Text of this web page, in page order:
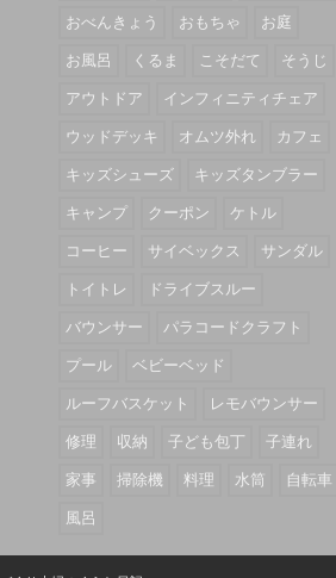
おべんきょう
おもちゃ
お庭
お風呂
くるま こそだて
そうじ
アウトドア
インフィニティチェア
ウッドデッキ
オムツ外れ
カフェ
キッズシューズ
キッズタンブラー
キャンプ
クーポン
ケトル
コーヒー
サイベックス
サンダル
トイトレ
ドライブスルー
バウンサー
パラコードクラフト
プール
ベビーベッド
ルーフバスケット
レモバウンサー
修理
収納 子ども包丁
子連れ
家事
掃除機 料理 水筒
自転車
風呂